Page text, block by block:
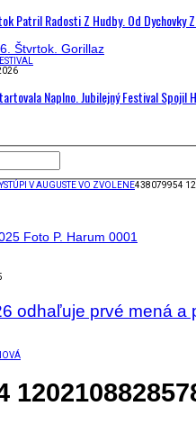
Patril Radosti Z Hudby. Od Dychovky
Naplno. Jubilejný Festival Spojil
V AUGUSTE VO ZVOLENE438079954
odhaľuje prvé mená a